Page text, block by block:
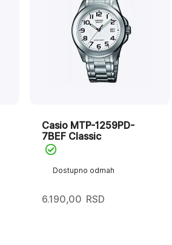
Dostupno odmah
Casio MTP-1259PD-
7BEF Classic
6.190,00 RSD